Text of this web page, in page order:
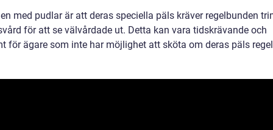
med pudlar är att deras speciella päls kräver regelbunden
för att se välvårdade ut. Detta kan vara tidskrävande och
för ägare som inte har möjlighet att sköta om deras päls